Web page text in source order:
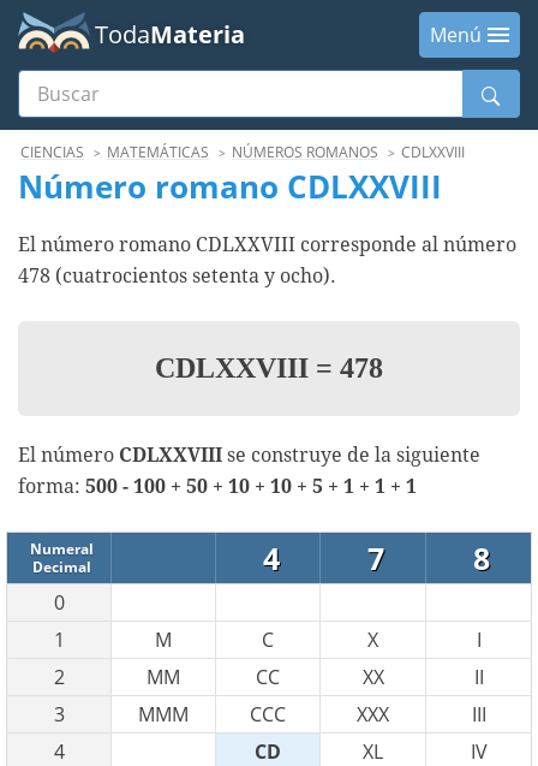
TodaMateria
Menú
Buscar
MenúCIENCIAS MATEMÁTICAS NÚMEROS ROMANOS CDLXXVIII
Número romano CDLXXVIII
El número romano CDLXXVIII corresponde al número
478 (cuatrocientos setenta y ocho).
CDLXXVIII = 478
El número CDLXXVIII se construye de la siguiente
forma: 500 - 100 + 50 + 10 + 10 + 5 + 1 + 1 + 1
Numeral
Decimal
4 7 8
0
1
M C X
I
2
MM CC XX
II
3
MMM CCC XXX
III
4
CD XL
IV